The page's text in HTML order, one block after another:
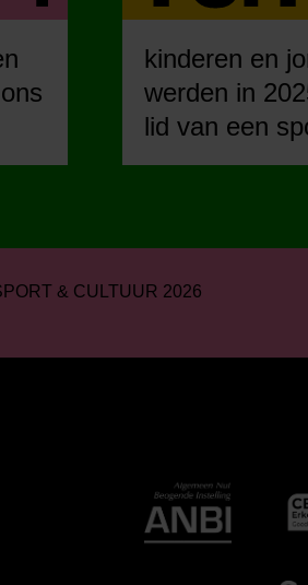
kinderen en
werden in
lid van een
& CULTUUR 2026